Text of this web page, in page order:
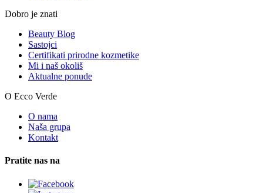
Dobro je znati
Beauty Blog
Sastojci
Certifikati prirodne kozmetike
Mi i naš okoliš
Aktualne ponude
O Ecco Verde
O nama
Naša grupa
Kontakt
Pratite nas na